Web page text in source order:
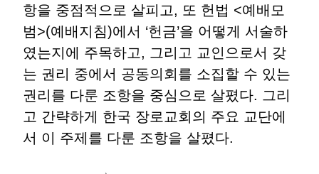
항을 중점적으로 살피고, 또 헌법 <예배모
범>(예배지침)에서 ‘헌금’을 어떻게 서술하
였는지에 주목하고, 그리고 교인으로서 갖
는 권리 중에서 공동의회를 소집할 수 있는
권리를 다룬 조항을 중심으로 살폈다. 그리
고 간략하게 한국 장로교회의 주요 교단에
서 이 주제를 다룬 조항을 살폈다.